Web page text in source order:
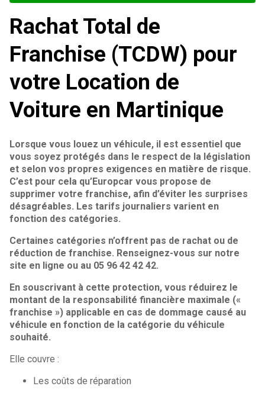
Rachat Total de
Franchise (TCDW) pour
votre Location de
Voiture en Martinique
Lorsque vous louez un véhicule, il est essentiel que
vous soyez protégés dans le respect de la législation
et selon vos propres exigences en matière de risque.
C’est pour cela qu’Europcar vous propose de
supprimer votre franchise, afin d’éviter les surprises
désagréables. Les tarifs journaliers varient en
fonction des catégories.
Certaines catégories n’offrent pas de rachat ou de
réduction de franchise. Renseignez-vous sur notre
site en ligne ou au 05 96 42 42 42.
En souscrivant à cette protection, vous réduirez le
montant de la responsabilité financière maximale («
franchise ») applicable en cas de dommage causé au
véhicule en fonction de la catégorie du véhicule
souhaité.
Elle couvre :
Les coûts de réparation